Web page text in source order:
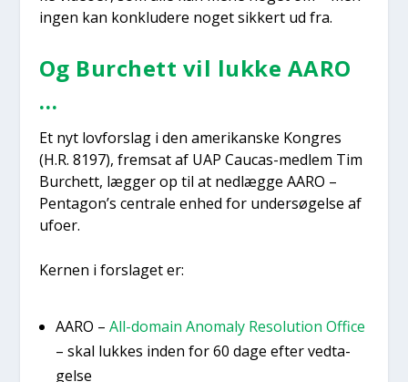
ingen kan kon­klu­de­re noget sik­kert ud fra.
Og Bur­chett vil luk­ke AARO
…
Et nyt lov­for­slag i den ame­ri­kan­ske Kon­gres
(H.R. 8197), frem­sat af UAP Caucas-med­lem Tim
Bur­chett, læg­ger op til at ned­læg­ge AARO –
Pentagon’s cen­tra­le enhed for under­sø­gel­se af
ufo­er.
Ker­nen i for­sla­get er:
AARO – All-domain Ano­ma­ly Reso­lu­tion Offi­ce
– skal luk­kes inden for 60 dage efter ved­ta­
gel­se